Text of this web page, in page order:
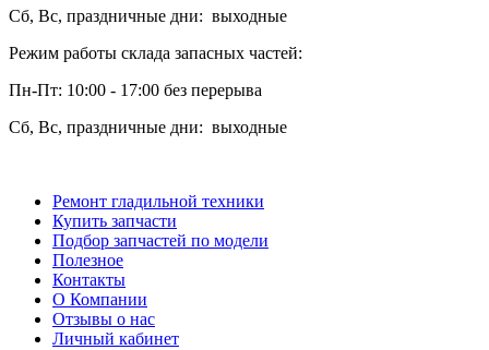
Сб, Вс, праздничные дни: выходные
Режим работы склада запасных частей:
Пн-Пт: 10:00 - 17:00 без перерыва
Сб, Вс, праздничные дни: выходные
Ремонт гладильной техники
Купить запчасти
Подбор запчастей по модели
Полезное
Контакты
О Компании
Отзывы о нас
Личный кабинет